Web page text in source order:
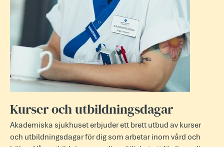
Kurser och utbildningsdagar
Akademiska sjukhuset erbjuder ett brett utbud av kurser
och utbildningsdagar för dig som arbetar inom vård och